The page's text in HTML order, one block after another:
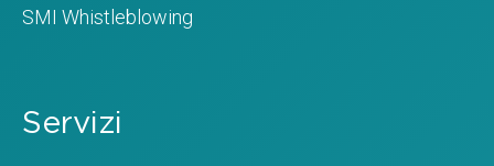
SMI Whistleblowing
Servizi